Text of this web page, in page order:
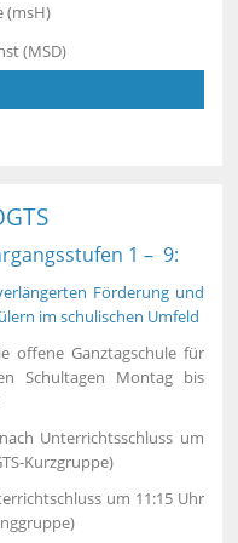
(msH)
(MSD)
1 – 9:
Förderung und
im schulischen Umfeld
offene Ganztagschule für
Schultagen Montag bis
Unterrichtsschluss um
Kurzgruppe)
um 11:15 Uhr